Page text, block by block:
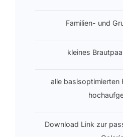
Familien- und
kleines
alle basisoptimierten
Download Link zur